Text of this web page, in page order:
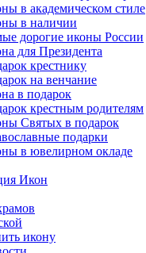
в академическом стиле
в наличии
дорогие иконы России
для Президента
крестнику
на венчание
в подарок
крестным родителям
Святых в подарок
подарки
в ювелирном окладе
Икон
икону